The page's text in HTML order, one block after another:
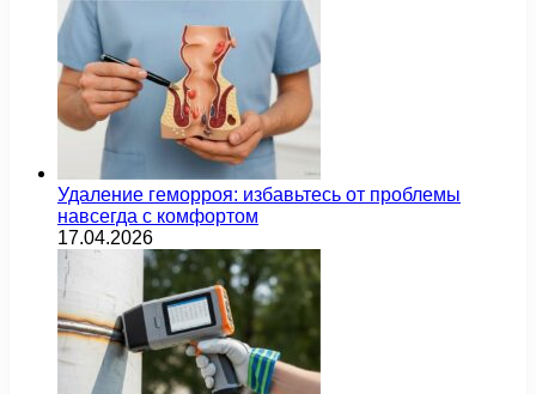
Удаление геморроя: избавьтесь от проблемы
навсегда с комфортом
17.04.2026